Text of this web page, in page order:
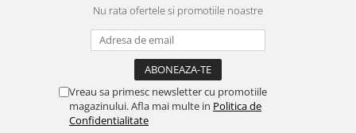
Nu rata ofertele si promotiile noastre
Vreau sa primesc newsletter cu promotiile
magazinului. Afla mai multe in Politica de
Confidentialitate